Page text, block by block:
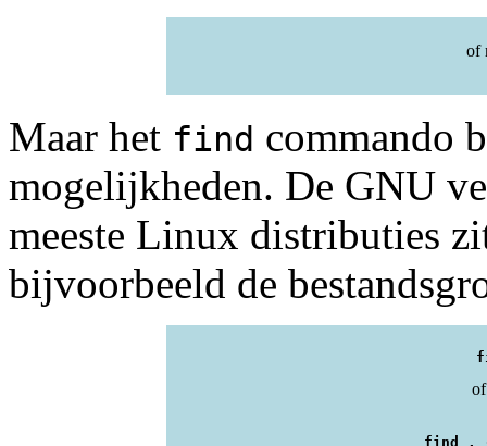
of
Maar het find commando
mogelijkheden. De GNU
meeste Linux distributies
bijvoorbeeld de
find . -